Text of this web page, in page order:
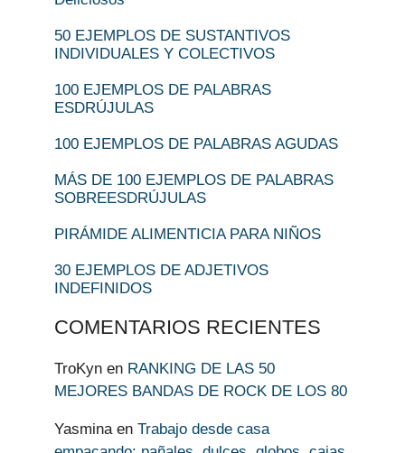
50 EJEMPLOS DE SUSTANTIVOS
INDIVIDUALES Y COLECTIVOS
100 EJEMPLOS DE PALABRAS
ESDRÚJULAS
100 EJEMPLOS DE PALABRAS AGUDAS
MÁS DE 100 EJEMPLOS DE PALABRAS
SOBREESDRÚJULAS
PIRÁMIDE ALIMENTICIA PARA NIÑOS
30 EJEMPLOS DE ADJETIVOS
INDEFINIDOS
COMENTARIOS RECIENTES
TroKyn en RANKING DE LAS 50
MEJORES BANDAS DE ROCK DE LOS 80
Yasmina en Trabajo desde casa